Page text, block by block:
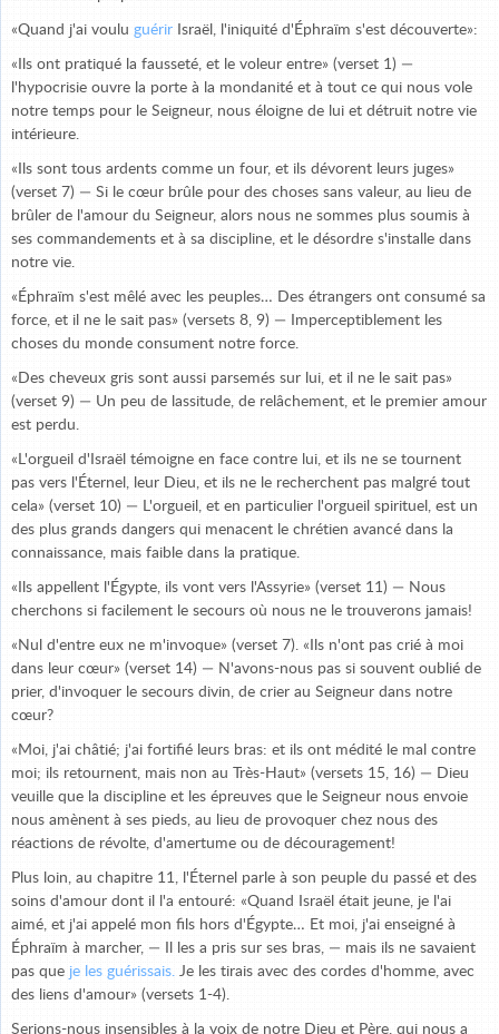
«Quand j'ai voulu guérir Israël, l'iniquité d'Éphraïm s'est découverte»:
«Ils ont pratiqué la fausseté, et le voleur entre» (verset 1) —
l'hypocrisie ouvre la porte à la mondanité et à tout ce qui nous vole
notre temps pour le Seigneur, nous éloigne de lui et détruit notre vie
intérieure.
«Ils sont tous ardents comme un four, et ils dévorent leurs juges»
(verset 7) — Si le cœur brûle pour des choses sans valeur, au lieu de
brûler de l'amour du Seigneur, alors nous ne sommes plus soumis à
ses commandements et à sa discipline, et le désordre s'installe dans
notre vie.
«Éphraïm s'est mêlé avec les peuples… Des étrangers ont consumé sa
force, et il ne le sait pas» (versets 8, 9) — Imperceptiblement les
choses du monde consument notre force.
«Des cheveux gris sont aussi parsemés sur lui, et il ne le sait pas»
(verset 9) — Un peu de lassitude, de relâchement, et le premier amour
est perdu.
«L'orgueil d'Israël témoigne en face contre lui, et ils ne se tournent
pas vers l'Éternel, leur Dieu, et ils ne le recherchent pas malgré tout
cela» (verset 10) — L'orgueil, et en particulier l'orgueil spirituel, est un
des plus grands dangers qui menacent le chrétien avancé dans la
connaissance, mais faible dans la pratique.
«Ils appellent l'Égypte, ils vont vers l'Assyrie» (verset 11) — Nous
cherchons si facilement le secours où nous ne le trouverons jamais!
«Nul d'entre eux ne m'invoque» (verset 7). «Ils n'ont pas crié à moi
dans leur cœur» (verset 14) — N'avons-nous pas si souvent oublié de
prier, d'invoquer le secours divin, de crier au Seigneur dans notre
cœur?
«Moi, j'ai châtié; j'ai fortifié leurs bras: et ils ont médité le mal contre
moi; ils retournent, mais non au Très-Haut» (versets 15, 16) — Dieu
veuille que la discipline et les épreuves que le Seigneur nous envoie
nous amènent à ses pieds, au lieu de provoquer chez nous des
réactions de révolte, d'amertume ou de découragement!
Plus loin, au chapitre 11, l'Éternel parle à son peuple du passé et des
soins d'amour dont il l'a entouré: «Quand Israël était jeune, je l'ai
aimé, et j'ai appelé mon fils hors d'Égypte… Et moi, j'ai enseigné à
Éphraïm à marcher, — Il les a pris sur ses bras, — mais ils ne savaient
pas que je les guérissais.
Je les tirais avec des cordes d'homme, avec
des liens d'amour» (versets 1-4).
Serions-nous insensibles à la voix de notre Dieu et Père, qui nous a